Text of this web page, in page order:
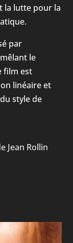
la lutte pour la
par
le
film est
linéaire et
style de
Jean Rollin